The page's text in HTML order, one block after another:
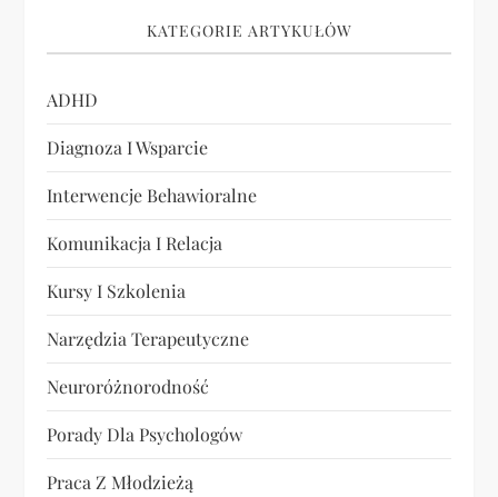
KATEGORIE ARTYKUŁÓW
ADHD
Diagnoza I Wsparcie
Interwencje Behawioralne
Komunikacja I Relacja
Kursy I Szkolenia
Narzędzia Terapeutyczne
Neuroróżnorodność
Porady Dla Psychologów
Praca Z Młodzieżą